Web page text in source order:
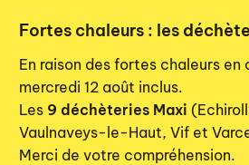
Fortes chaleurs : les
En raison des fortes chaleurs en
mercredi 12 août inclus.
Les 9 déchèteries Maxi
Vaulnaveys-le-Haut, Vif et
Merci de votre compréhension.